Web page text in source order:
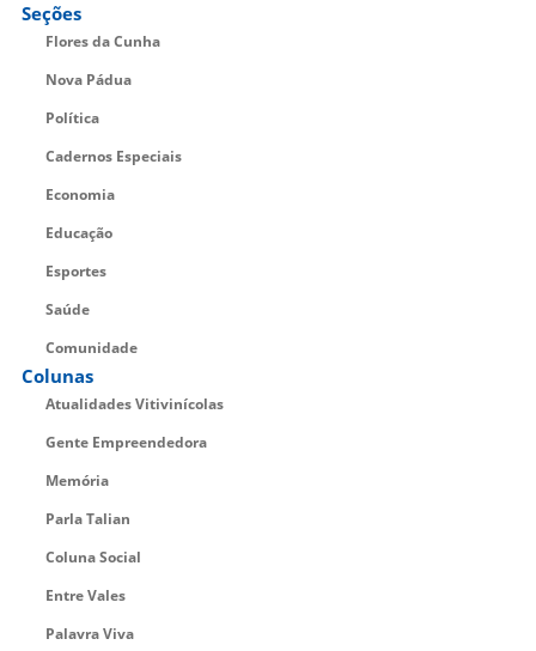
Seções
Flores da Cunha
Nova Pádua
Política
Cadernos Especiais
Economia
Educação
Esportes
Saúde
Comunidade
Colunas
Atualidades Vitivinícolas
Gente Empreendedora
Memória
Parla Talian
Coluna Social
Entre Vales
Palavra Viva